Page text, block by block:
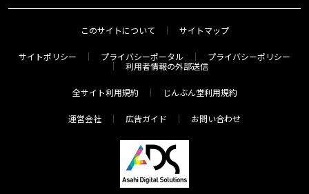
このサイトについて サイトマップ
サイトポリシー プライバシーポータル
プライバシーポリシー
利用者情報の外部送信
全サイト利用規約 じんぶん堂利用規約
運営会社 広告ガイド お問い合わせ